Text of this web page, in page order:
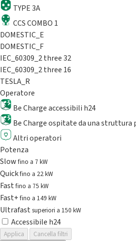
TYPE 3A
CCS COMBO 1
DOMESTIC_E
DOMESTIC_F
IEC_60309_2 three 32
IEC_60309_2 three 16
TESLA_R
Operatore
Be Charge accessibili h24
Be Charge ospitate da una struttura
Altri operatori
Potenza
Slowfino a 7 kW
Quickfino a 22 kW
Fastfino a 75 kW
Fast+fino a 149 kW
Ultrafast superiori a 150 kW
Accessibile h24
Applica
Cancella filtri